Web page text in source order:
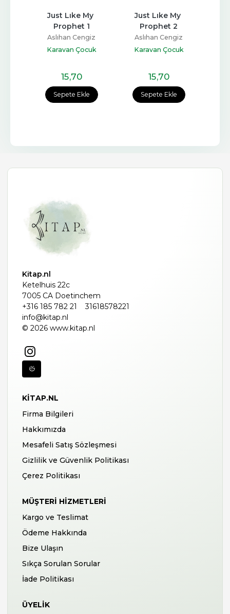
Sepete Ekle
Just Lıke My
Prophet 1
Aslıhan Cengiz
Karavan Çocuk
15,70
Sepete Ekle
Just Lıke My
Prophet 2
Aslıhan Cengiz
Karavan Çocuk
15,70
Kitap.nl
Ketelhuis 22c
7005 CA Doetinchem
+316 185 782 21
31618578221
info@kitap.nl
© 2026 www.kitap.nl
KITAP.NL
Firma Bilgileri
Hakkımızda
Mesafeli Satış Sözleşmesi
Gizlilik ve Güvenlik Politikası
Çerez Politikası
MÜŞTERI HIZMETLERI
Kargo ve Teslimat
Ödeme Hakkında
Bize Ulaşın
Sıkça Sorulan Sorular
İade Politikası
ÜYELIK